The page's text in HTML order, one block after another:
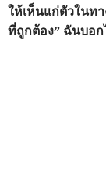
ให้เห็นแก่ตัวในท
ที่ถูกต้อง” ฉันบอก